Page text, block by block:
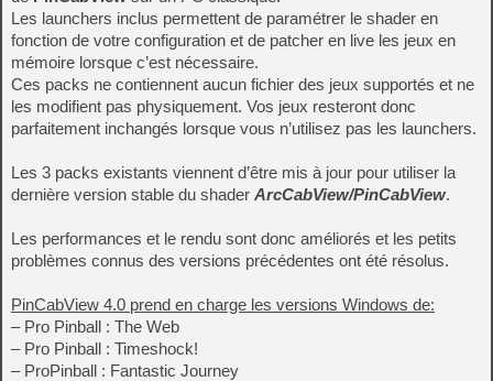
Les launchers inclus permettent de paramétrer le shader en
fonction de votre configuration et de patcher en live les jeux en
mémoire lorsque c’est nécessaire.
Ces packs ne contiennent aucun fichier des jeux supportés et ne
les modifient pas physiquement. Vos jeux resteront donc
parfaitement inchangés lorsque vous n’utilisez pas les launchers.
Les 3 packs existants viennent d’être mis à jour pour utiliser la
dernière version stable du shader ArcCabView/PinCabView.
Les performances et le rendu sont donc améliorés et les petits
problèmes connus des versions précédentes ont été résolus.
PinCabView 4.0 prend en charge les versions Windows de:
– Pro Pinball : The Web
– Pro Pinball : Timeshock!
– ProPinball : Fantastic Journey